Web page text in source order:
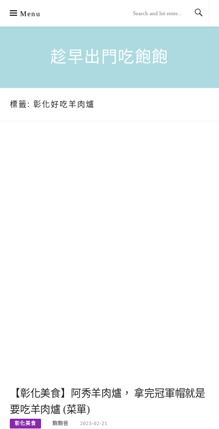
content
Menu
趁早出門吃飽飽
標籤: 彰化好吃羊肉爐
【彰化美食】阿秀羊肉爐， 拿完冠軍帽就是
要吃羊肉爐 (菜單)
彰化美食 飽飽爸 2023-02-21